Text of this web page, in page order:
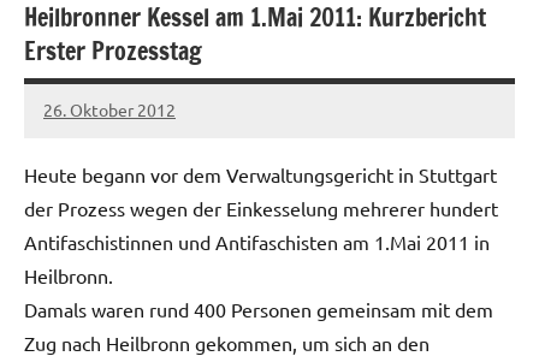
Heilbronner Kessel am 1.Mai 2011: Kurzbericht
Erster Prozesstag
26. Oktober 2012
admin
Heute begann vor dem Verwaltungsgericht in Stuttgart
der Prozess wegen der Einkesselung mehrerer hundert
Antifaschistinnen und Antifaschisten am 1.Mai 2011 in
Heilbronn.
Damals waren rund 400 Personen gemeinsam mit dem
Zug nach Heilbronn gekommen, um sich an den